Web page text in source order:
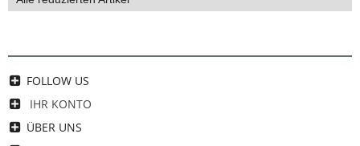
FOLLOW US
IHR KONTO
ÜBER UNS